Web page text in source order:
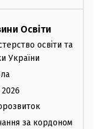
Освіти
освіти та
України
за кордоном